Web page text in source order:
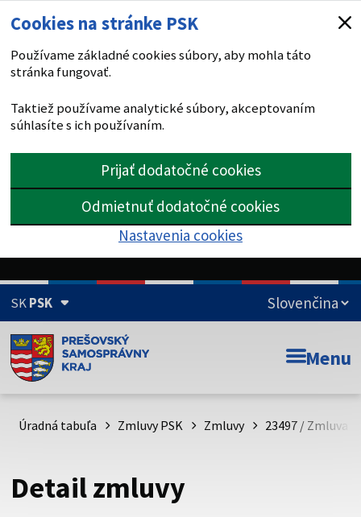
Cookies na stránke PSK
Používame základné cookies súbory, aby mohla táto
stránka fungovať.
Taktiež používame analytické súbory, akceptovaním
súhlasíte s ich používaním.
Prijať dodatočné cookies
Odmietnuť dodatočné cookies
Nastavenia cookies
SKPSK
Doména psk.sk je oficiálna
Toto je oficiálna webová stránka Prešovského
psk.sk.
Buďte pozorní a vždy sa uistite, že zdieľate informácie iba
cez zabezpečenú webovú stránku. Zabezpečená stránka
Menu
Úradná tabuľa Zmluvy PSK Zmluvy 23497 / Zmluva
Detail zmluvy